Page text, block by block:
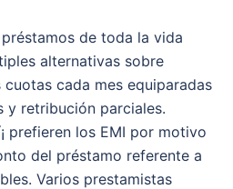
de toda la vida
alternativas sobre
cada mes equiparadas
y retribución parciales.
prefieren los EMI por motivo
del préstamo referente a
Varios prestamistas